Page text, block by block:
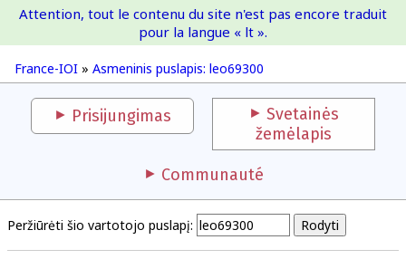
France-IOI
France-IOI » Asmeninis puslapis: leo69300
Attention, tout le contenu du site n'est pas encore traduit
pour la langue « lt ».
Prisijungimas
Svetainės
žemėlapis
Communauté
Peržiūrėti šio vartotojo puslapį: